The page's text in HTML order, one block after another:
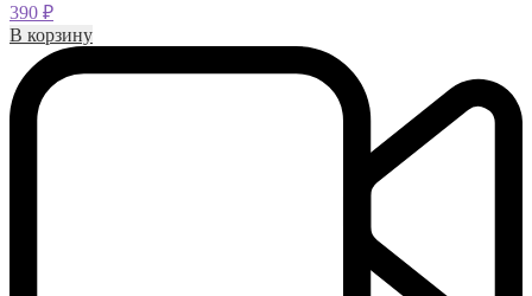
390 ₽
В корзину